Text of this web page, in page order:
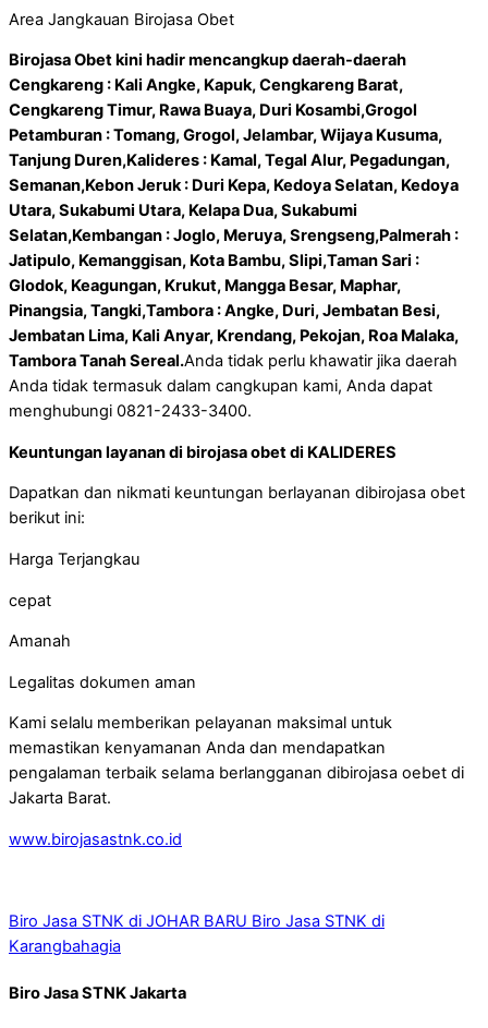
Area Jangkauan Birojasa Obet
Birojasa Obet kini hadir mencangkup daerah-daerah
Cengkareng : Kali Angke, Kapuk, Cengkareng Barat,
Cengkareng Timur, Rawa Buaya, Duri Kosambi,Grogol
Petamburan : Tomang, Grogol, Jelambar, Wijaya Kusuma,
Tanjung Duren,Kalideres : Kamal, Tegal Alur, Pegadungan,
Semanan,Kebon Jeruk : Duri Kepa, Kedoya Selatan, Kedoya
Utara, Sukabumi Utara, Kelapa Dua, Sukabumi
Selatan,Kembangan : Joglo, Meruya, Srengseng,Palmerah :
Jatipulo, Kemanggisan, Kota Bambu, Slipi,Taman Sari :
Glodok, Keagungan, Krukut, Mangga Besar, Maphar,
Pinangsia, Tangki,Tambora : Angke, Duri, Jembatan Besi,
Jembatan Lima, Kali Anyar, Krendang, Pekojan, Roa Malaka,
Tambora Tanah Sereal.Anda tidak perlu khawatir jika daerah
Anda tidak termasuk dalam cangkupan kami, Anda dapat
menghubungi 0821-2433-3400.
Keuntungan layanan di birojasa obet di KALIDERES
Dapatkan dan nikmati keuntungan berlayanan dibirojasa obet
berikut ini:
Harga Terjangkau
cepat
Amanah
Legalitas dokumen aman
Kami selalu memberikan pelayanan maksimal untuk
memastikan kenyamanan Anda dan mendapatkan
pengalaman terbaik selama berlangganan dibirojasa oebet di
Jakarta Barat.
www.birojasastnk.co.id
Biro Jasa STNK di JOHAR BARU Biro Jasa STNK di
Karangbahagia
Biro Jasa STNK Jakarta